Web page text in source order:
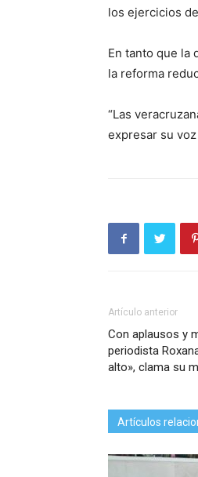
los ejercicios
En tanto que la
la reforma
“Las
expresar su
Artículo anterior
Con aplausos y
periodista
alto», clama su
Artículos